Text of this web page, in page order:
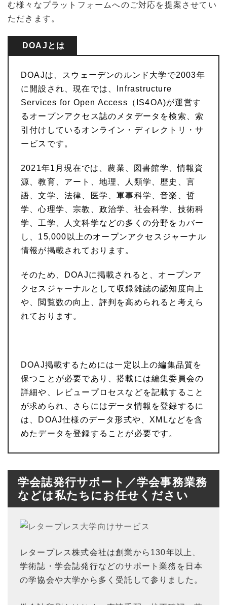
む様々なプラットフォームへのご対応を提案させてい
ただきます。
DOAJとは
DOAJは、スウェーデンのルンド大学で2003年
に開設され、現在では、Infrastructure
Services for Open Access（IS4OA)が運営す
るオープンアクセス誌のメタデータを検索、索
引付けしているオンライン・ディレクトリ・サ
ービスです。
2021年1月現在では、農業、図書館学、情報資
源、教育、アート、地理、人類学、歴史、言
語、文学、法律、医学、軍事科学、音楽、哲
学、心理学、宗教、政治学、社会科学、技術科
学、工学、人文科学などの多くの分野をカバー
し、15,000以上のオープンアクセスジャーナル
情報が掲載されております。
そのため、DOAJに掲載されると、オープンア
クセスジャーナルとして収録雑誌の認知度向上
や、閲覧数の向上、評判を高められると考えら
れております。
DOAJ掲載するためには一定以上の編集品質を
保つことが必要であり、搭載には編集委員会の
詳細や、レビュープロセスなどを記載すること
が求められ、さらにはデータ情報を登録するに
は、DOAJ仕様のデータ形式や、XMLなどを含
めたデータを登録することが必要です。
学会誌発行サポート／学会事務業務
などは私たちにお任せください
レタープレス株式会社は創業から130年以上、
学術誌・学会誌発行などのサポート業務を日本
の学協会や大学から多く受託して参りました。